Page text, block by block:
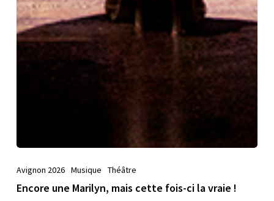
Avignon 2026 Musique Théâtre
Encore une Marilyn, mais cette fois-ci la vraie !